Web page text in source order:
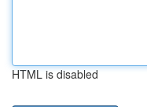
HTML is disabled